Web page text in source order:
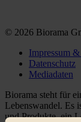
© 2026 Biorama
Impressum
Datenschutz
Mediadaten
Biorama steht für
Lebenswandel. Es
und Produkte, ein